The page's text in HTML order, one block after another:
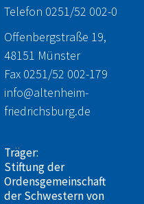
Telefon 0251/52 002-0
Offenbergstraße 19,
48151 Münster
Fax 0251/52 002-179
info@altenheim-
friedrichsburg.de
Träger:
Stiftung der
Ordensgemeinschaft
der Schwestern von